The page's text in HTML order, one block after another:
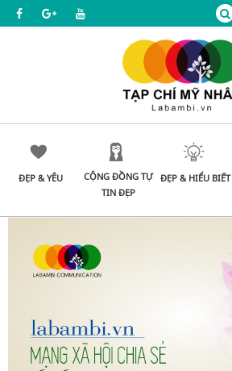
ĐẸP & YÊU
CỘNG ĐỒNG TỰ
TIN ĐẸP
ĐẸP & HIỂU BIẾT